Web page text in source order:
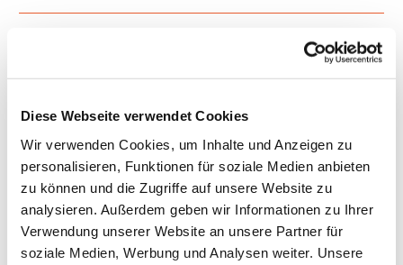
Diese Webseite verwendet Cookies
Wir verwenden Cookies, um Inhalte und Anzeigen zu
personalisieren, Funktionen für soziale Medien anbieten
zu können und die Zugriffe auf unsere Website zu
analysieren. Außerdem geben wir Informationen zu Ihrer
Verwendung unserer Website an unsere Partner für
soziale Medien, Werbung und Analysen weiter. Unsere
88 100 112 124
RZS
RZR
RZKd
106
RZKm
RZÖko
121
Gesundheit
88 100 112 124